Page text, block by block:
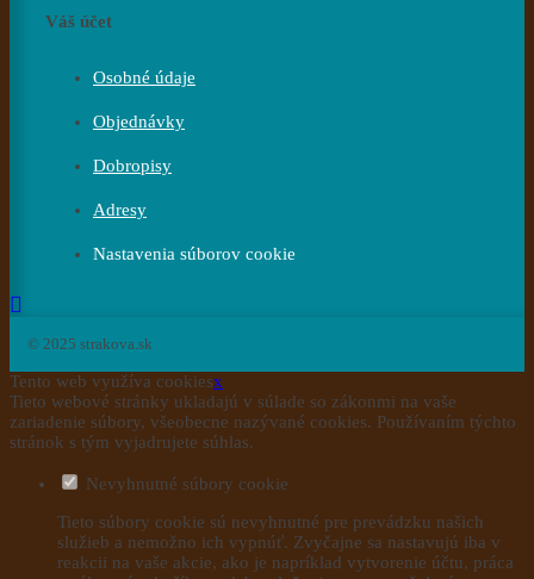
Váš účet
Osobné údaje
Objednávky
Dobropisy
Adresy
Nastavenia súborov cookie
© 2025 strakova.sk
Tento web využíva cookiesx
Tieto webové stránky ukladajú v súlade so zákonmi na vaše
zariadenie súbory, všeobecne nazývané cookies. Používaním týchto
stránok s tým vyjadrujete súhlas.
Nevyhnutné súbory cookie
Tieto súbory cookie sú nevyhnutné pre prevádzku našich
služieb a nemožno ich vypnúť. Zvyčajne sa nastavujú iba v
reakcii na vaše akcie, ako je napríklad vytvorenie účtu, práca